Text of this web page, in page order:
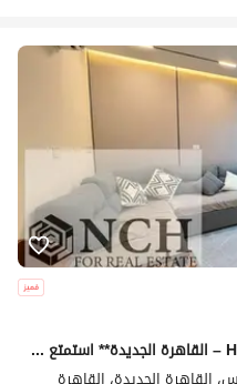
**للإيجار | دوبلكس فاخر في Hyde Park – القاهرة الجديدة** استمتع بأسلوب حياة راقٍ داخل **Hyde Park New Cairo**، أحد أرقى المجتمعات السكنية في القاهرة